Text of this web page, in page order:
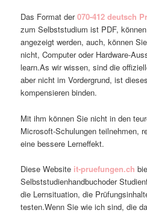
Das Format der070-412 deutsch
zum Selbststudium ist PDF,
angezeigt werden, auch, können
nicht, Computer oder Hardware-
learn.As wir wissen, sind die
aber nicht im Vordergrund, ist
kompensieren binden.
Mit ihm können Sie nicht in den
Microsoft-Schulungen teilnehmen,
eine bessere Lerneffekt.
Diese Website it-pruefungen.ch
Selbststudienhandbuchoder
die Lernsituation, die
testen.Wenn Sie wie ich sind, die